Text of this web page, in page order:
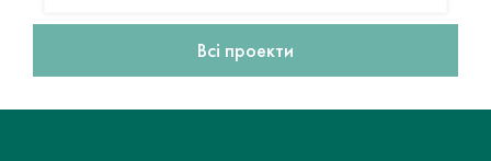
Всі проекти